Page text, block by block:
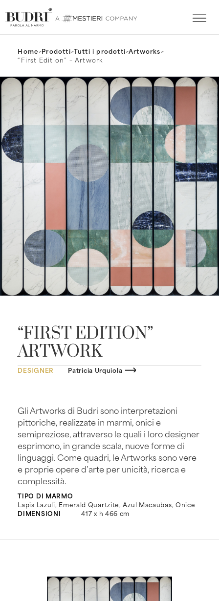
Home>Prodotti>Tutti i prodotti>Artworks>
“First Edition” – Artwork
“FIRST EDITION” –
ARTWORK
DESIGNER Patricia Urquiola
Gli Artworks di Budri sono interpretazioni
pittoriche, realizzate in marmi, onici e
semipreziose, attraverso le quali i loro designer
esprimono, in grande scala, nuove forme di
linguaggi. Come quadri, le Artworks sono vere
e proprie opere d’arte per unicità, ricerca e
complessità.
TIPO DI MARMO
Lapis Lazuli, Emerald Quartzite, Azul Macaubas, Onice
DIMENSIONI
417 x h 466 cm